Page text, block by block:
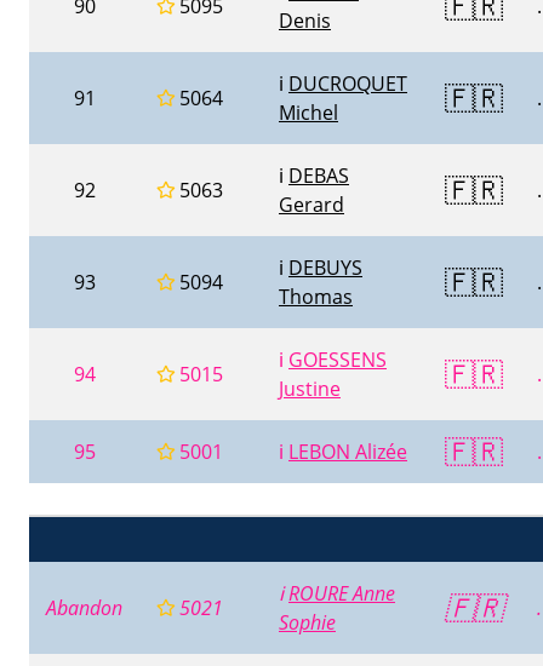
90 5095
Denis
.
91 5064
ℹ️ DUCROQUET
Michel
🇫🇷 .
92 5063
ℹ️ DEBAS
Gerard
🇫🇷 .
93 5094
ℹ️ DEBUYS
Thomas
🇫🇷 .
94 5015
ℹ️ GOESSENS
Justine
🇫🇷 .
95 5001 ℹ️ LEBON Alizée 🇫🇷 .
Abandon 5021
ℹ️ROURE Anne
Sophie
🇫🇷 .